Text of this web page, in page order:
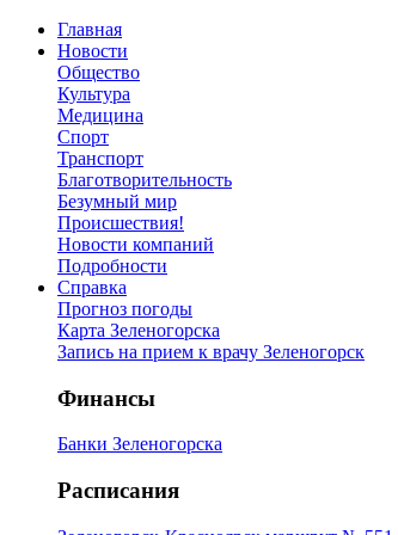
Главная
Новости
Общество
Культура
Медицина
Спорт
Транспорт
Благотворительность
Безумный мир
Происшествия!
Новости компаний
Подробности
Справка
Прогноз погоды
Карта Зеленогорска
Запись на прием к врачу Зеленогорск
Финансы
Банки Зеленогорска
Расписания